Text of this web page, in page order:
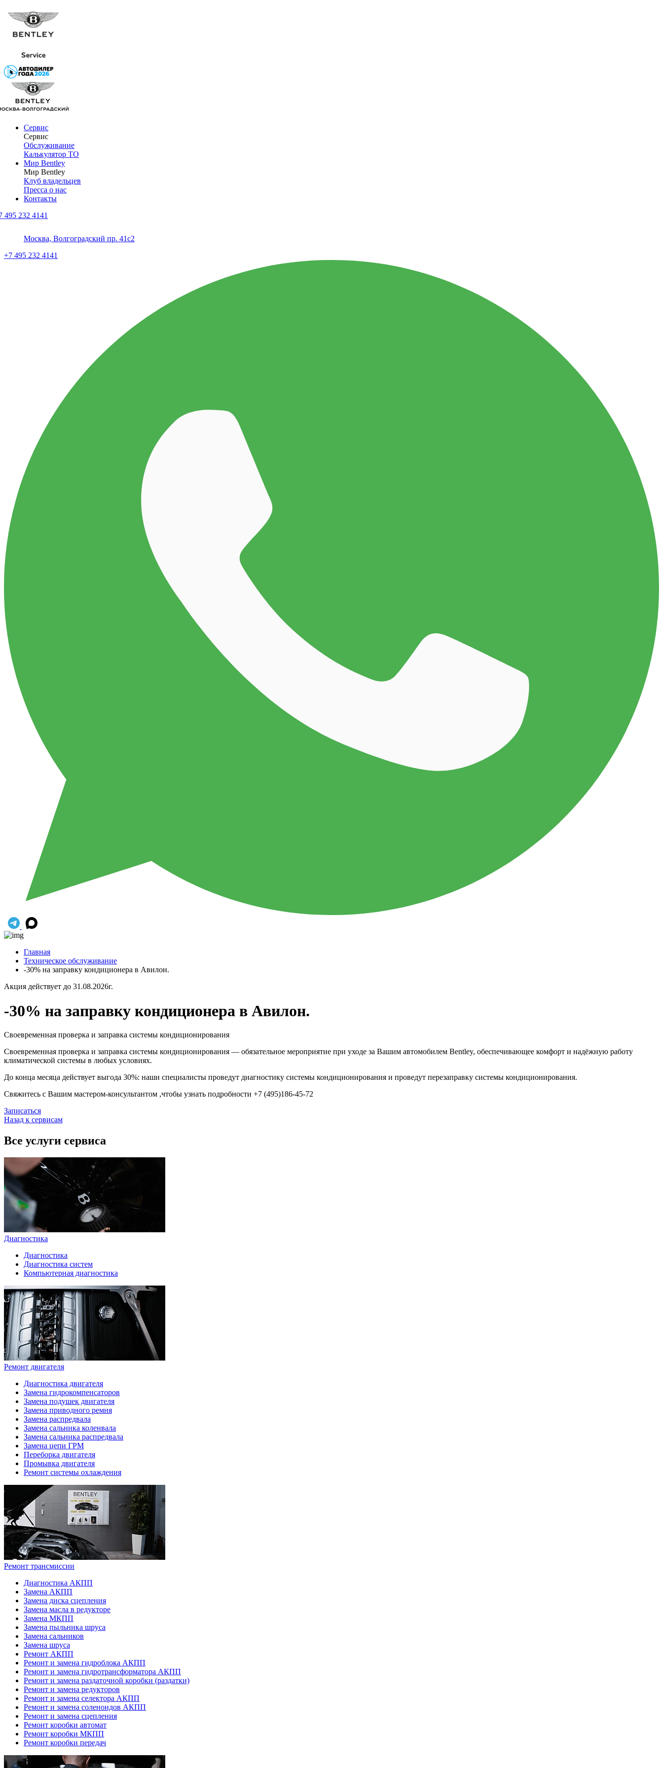
Сервис
Сервис
Обслуживание
Калькулятор ТО
Мир Bentley
Мир Bentley
Клуб владельцев
Пресса о нас
Контакты
495 232 4141
Москва, Волгоградский пр. 41с2
+7 495 232 4141
Главная
Техническое обслуживание
-30% на заправку кондиционера в Авилон.
Акция действует до 31.08.2026г.
-30% на заправку кондиционера в Авилон.
Своевременная проверка и заправка системы кондиционирования
Своевременная проверка и заправка системы кондиционирования — обязательное мероприятие при уходе за Вашим автомобилем Bentley, обеспечивающее комфорт и надёжную работу
климатической системы в любых условиях.
До конца месяца действует выгода 30%: наши специалисты проведут диагностику системы кондиционирования и проведут перезаправку системы кондиционирования.
Свяжитесь с Вашим мастером-консультантом ,чтобы узнать подробности +7 (495)186-45-72
Записаться
Назад к сервисам
Все услуги сервиса
Диагностика
Диагностика
Диагностика систем
Компьютерная диагностика
Ремонт двигателя
Диагностика двигателя
Замена гидрокомпенсаторов
Замена подушек двигателя
Замена приводного ремня
Замена распредвала
Замена сальника коленвала
Замена сальника распредвала
Замена цепи ГРМ
Переборка двигателя
Промывка двигателя
Ремонт системы охлаждения
Ремонт трансмиссии
Диагностика АКПП
Замена АКПП
Замена диска сцепления
Замена масла в редукторе
Замена МКПП
Замена пыльника шруса
Замена сальников
Замена шруса
Ремонт АКПП
Ремонт и замена гидроблока АКПП
Ремонт и замена гидротрансформатора АКПП
Ремонт и замена раздаточной коробки (раздатки)
Ремонт и замена редукторов
Ремонт и замена селектора АКПП
Ремонт и замена соленоидов АКПП
Ремонт и замена сцепления
Ремонт коробки автомат
Ремонт коробки МКПП
Ремонт коробки передач